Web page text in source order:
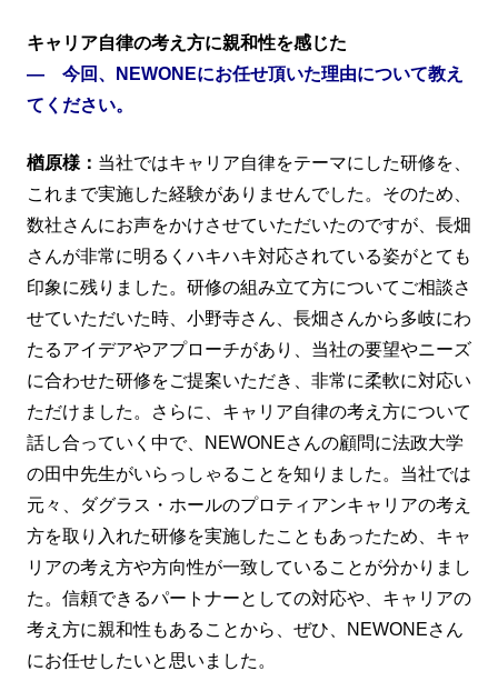
キャリア自律の考え方に親和性を感じた
― 今回、NEWONEにお任せ頂いた理由について教え
てください。
楢原様： 当社ではキャリア自律をテーマにした研修を、
これまで実施した経験がありませんでした。そのため、
数社さんにお声をかけさせていただいたのですが、長畑
さんが非常に明るくハキハキ対応されている姿がとても
印象に残りました。研修の組み立て方についてご相談さ
せていただいた時、小野寺さん、長畑さんから多岐にわ
たるアイデアやアプローチがあり、当社の要望やニーズ
に合わせた研修をご提案いただき、非常に柔軟に対応い
ただけました。さらに、キャリア自律の考え方について
話し合っていく中で、NEWONEさんの顧問に法政大学
の田中先生がいらっしゃることを知りました。当社では
元々、ダグラス・ホールのプロティアンキャリアの考え
方を取り入れた研修を実施したこともあったため、キャ
リアの考え方や方向性が一致していることが分かりまし
た。信頼できるパートナーとしての対応や、キャリアの
考え方に親和性もあることから、ぜひ、NEWONEさん
にお任せしたいと思いました。